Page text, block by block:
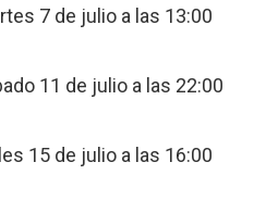
7 de julio a las 13:00
11 de julio a las 22:00
15 de julio a las 16:00